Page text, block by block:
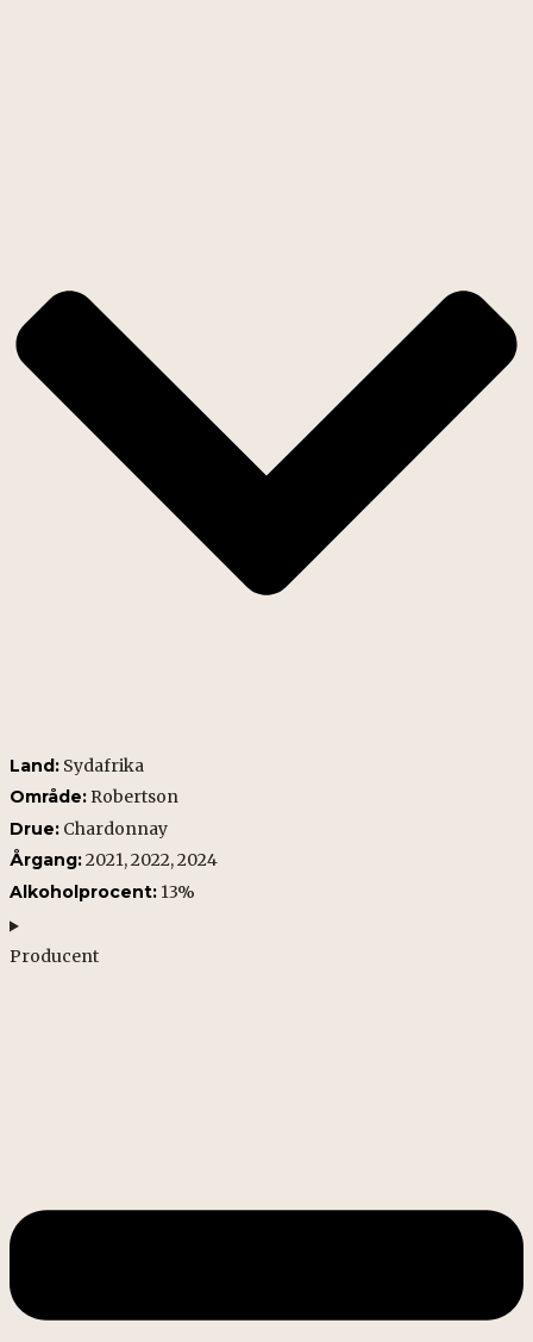
Land: Sydafrika
Område: Robertson
Drue: Chardonnay
Årgang:2021, 2022, 2024
Alkoholprocent: 13%
Producent